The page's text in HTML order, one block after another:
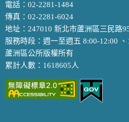
電話：02-2281-1484
傳真：02-2281-6024
地址：247010 新北市蘆洲區三民路
服務時段：週一至週五 8:00-12:00 、
蘆洲區公所版權所有
累計人數：1618605人